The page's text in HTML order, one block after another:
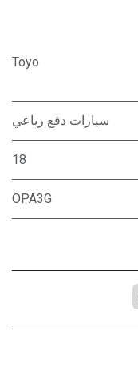
Toyo
سيارات دفع رباعي
18
OPA3G